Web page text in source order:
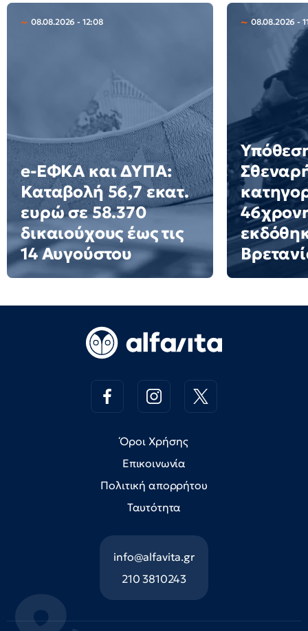
08.08.2026 - 12:08
e-ΕΦΚΑ και ΔΥΠΑ:
Καταβολή 56,7 εκατ.
ευρώ σε 58.370
δικαιούχους έως τις
14 Αυγούστου
08.08.2026 -
Όροι Χρήσης
Επικοινωνία
Πολιτική απορρήτου
Ταυτότητα
info@alfavita.gr
210 3810243